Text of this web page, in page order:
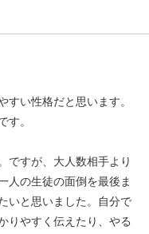
すい性格だと思います。
す。
ですが、大人数相手より
人の生徒の面倒を最後ま
いと思いました。自分で
りやすく伝えたり、やる